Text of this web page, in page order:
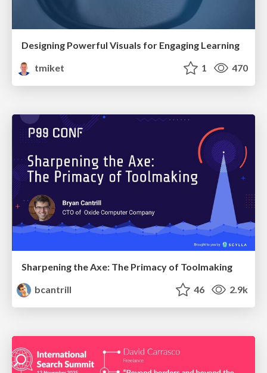
Designing Powerful Visuals for Engaging Learning
tmiket
1 470
Sharpening the Axe: The Primacy of Toolmaking
bcantrill
46 2.9k